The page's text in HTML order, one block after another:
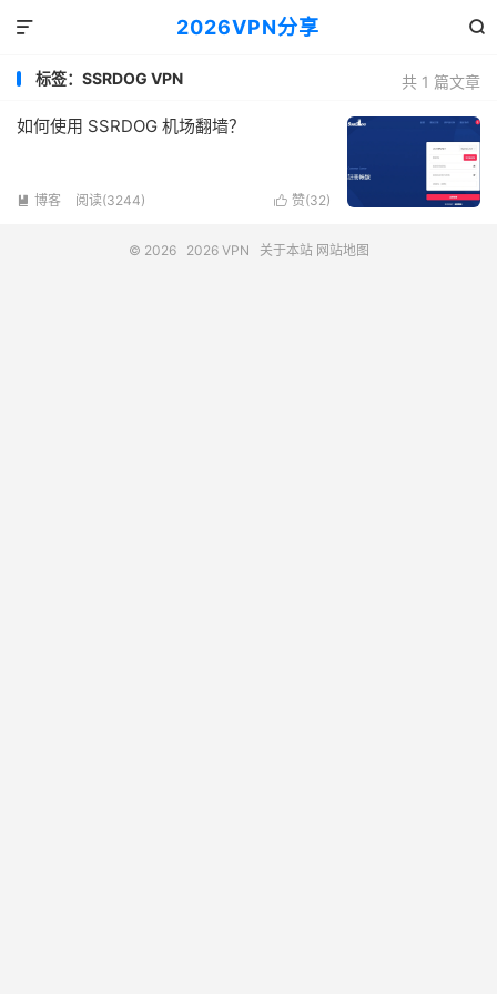
2026VPN分享 

共 1 篇文章
标签：SSRDOG VPN
如何使用 SSRDOG 机场翻墙？
 赞(32)
 博客 阅读(3244)
© 2026 2026 VPN 关于本站 网站地图